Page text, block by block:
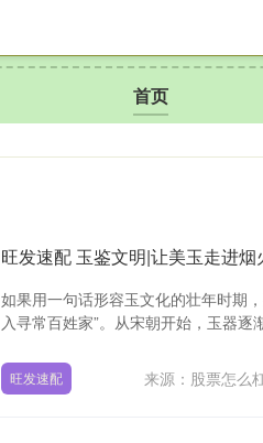
首页
旺发速配 玉鉴文明|让美玉走进
如果用一句话形容玉文化的壮年时期
入寻常百姓家”。从宋朝开始，玉器逐
旺发速配 来源：股票怎么